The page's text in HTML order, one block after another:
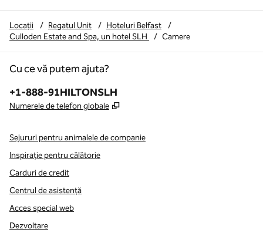
Locații / Regatul Unit / Hoteluri Belfast
/
Culloden Estate and Spa, un hotel SLH
/ Camere
Cu ce vă putem ajuta?
Telefon:
+1-888-91HILTONSLH
Numerele de telefon globale ,
Sejururi pentru animalele de companie
Inspirație pentru călătorie
Carduri de credit
Centrul de asistență
Acces special web
Dezvoltare